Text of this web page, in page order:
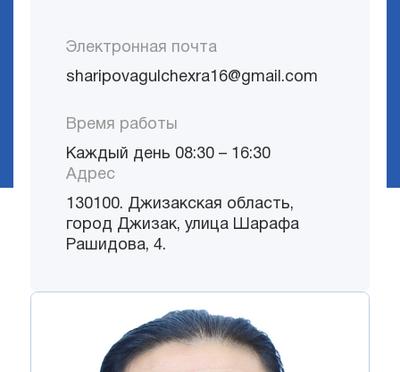
Электронная почта
sharipovagulchexra16@gmail.com
Время работы
Каждый день 08:30 – 16:30
Адрес
130100. Джизакская область,
город Джизак, улица Шарафа
Рашидова, 4.